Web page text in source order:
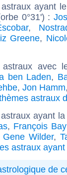
ayant
0°31') :
,
Greene,
astraux avec
ben Laden,
, Jon Hamm
astraux
ayant
, François
Gene Wilder,
astraux
de